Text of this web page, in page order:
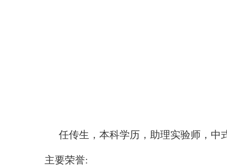
任传生，本科学历，助理实验师，中
主要荣誉: